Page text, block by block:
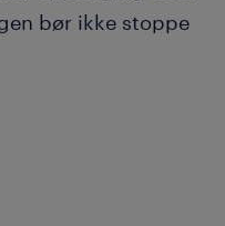
bør ikke stoppe